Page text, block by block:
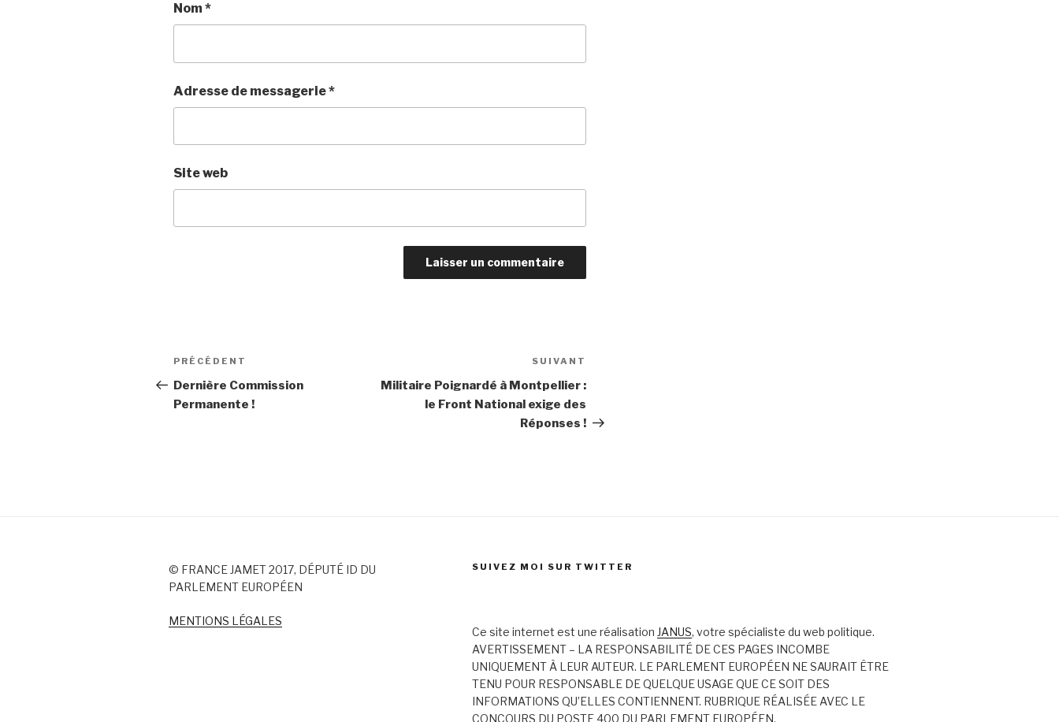
Nom*
Adresse de messagerie*
Site web
Navigation
de
l’article
Article
précédent
PRÉCÉDENT
Dernière Commission
Permanente !
SUIVANT
Militaire Poignardé à Montpellier :
le Front National exige des
Réponses !
© FRANCE JAMET 2017, DÉPUTÉ ID DU
PARLEMENT EUROPÉEN
MENTIONS LÉGALES
SUIVEZ MOI SUR TWITTER
Ce site internet est une réalisation JANUS, votre spécialiste du web politique.
AVERTISSEMENT – LA RESPONSABILITÉ DE CES PAGES INCOMBE
UNIQUEMENT À LEUR AUTEUR. LE PARLEMENT EUROPÉEN NE SAURAIT ÊTRE
TENU POUR RESPONSABLE DE QUELQUE USAGE QUE CE SOIT DES
INFORMATIONS QU’ELLES CONTIENNENT. RUBRIQUE RÉALISÉE AVEC LE
CONCOURS DU POSTE 400 DU PARLEMENT EUROPÉEN.